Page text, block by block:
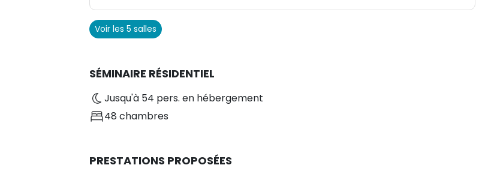
Voir les 5 salles
SÉMINAIRE RÉSIDENTIEL
Jusqu'à 54 pers. en hébergement
48 chambres
PRESTATIONS PROPOSÉES